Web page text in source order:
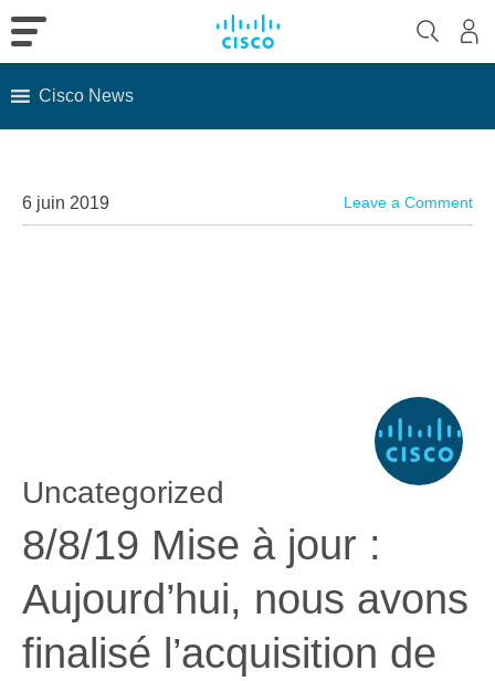
Cisco News
6 juin 2019 Leave a Comment
Uncategorized
8/8/19 Mise à jour :
Aujourd’hui, nous avons
finalisé l’acquisition de